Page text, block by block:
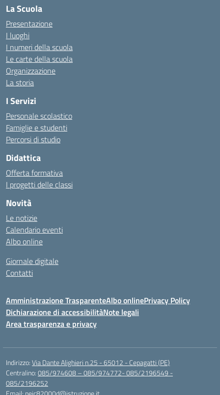
La Scuola
Presentazione
I luoghi
I numeri della scuola
Le carte della scuola
Organizzazione
La storia
I Servizi
Personale scolastico
Famiglie e studenti
Percorsi di studio
Didattica
Offerta formativa
I progetti delle classi
Novità
Le notizie
Calendario eventi
Albo online
Giornale digitale
Contatti
Amministrazione TrasparenteAlbo onlinePrivacy Policy
Dichiarazione di accessibilitàNote legali
Area trasparenza e privacy
Indirizzo:Via Dante Alighieri n.25 - 65012 - Cepagatti (PE)
Centralino:085/974608 – 085/974772- 085/2196549 -
085/2196252